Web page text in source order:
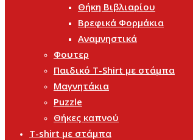
Θήκη Βιβλιαρίου
Βρεφικά Φορμάκια
Αναμνηστικά
Φουτερ
Παιδικό T-Shirt με στάμπα
Μαγνητάκια
Puzzle
Θήκες καπνού
T-shirt με στάμπα